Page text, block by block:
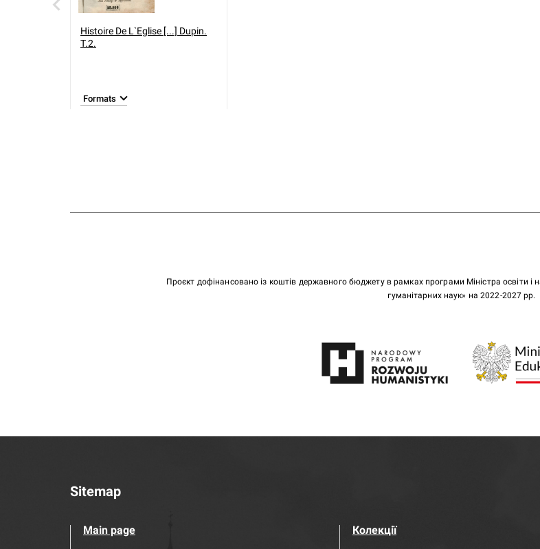
Histoire De L`Eglise [...] Dupin.
T.2.
Formats
Проєкт дофінансовано із коштів державного бюджету в рамках програми Міністра освіти
гуманітарних наук» на 2022-2027 рр.
Sitemap
Main page Колекції